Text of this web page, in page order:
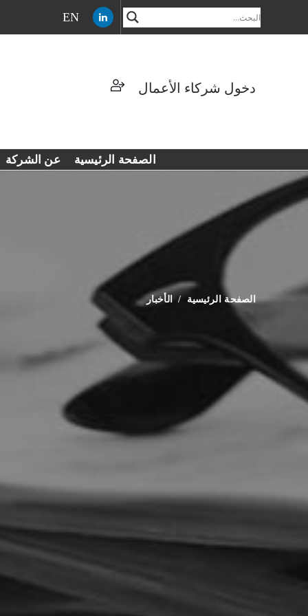
EN
دخول شركاء الأعمال
الصفحة الرئيسية عن الشركة
الصفحة الرئيسية الأخبار